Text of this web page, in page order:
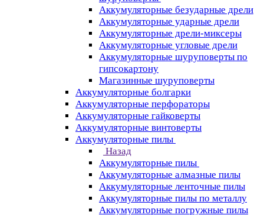
Аккумуляторные безударные дрели
Аккумуляторные ударные дрели
Аккумуляторные дрели-миксеры
Аккумуляторные угловые дрели
Аккумуляторные шуруповерты по
гипсокартону
Магазинные шуруповерты
Аккумуляторные болгарки
Аккумуляторные перфораторы
Аккумуляторные гайковерты
Аккумуляторные винтоверты
Аккумуляторные пилы
Назад
Аккумуляторные пилы
Аккумуляторные алмазные пилы
Аккумуляторные ленточные пилы
Аккумуляторные пилы по металлу
Аккумуляторные погружные пилы